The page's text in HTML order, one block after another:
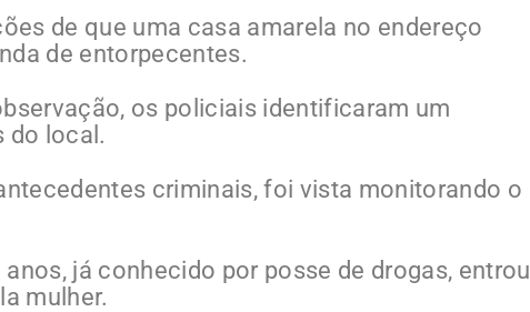
de que uma casa amarela no endereço
de entorpecentes.
os policiais identificaram um
do local.
criminais, foi vista monitorando o
já conhecido por posse de drogas, entrou
mulher.